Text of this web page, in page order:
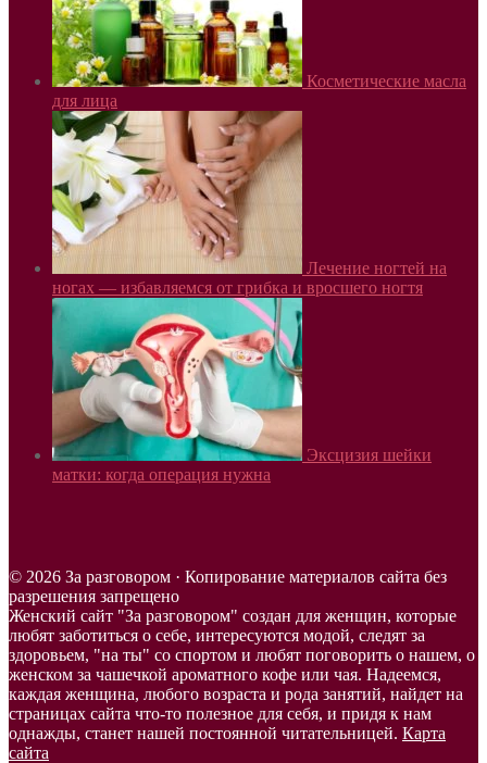
Косметические масла
для лица
Лечение ногтей на
ногах — избавляемся от грибка и вросшего ногтя
Эксцизия шейки
матки: когда операция нужна
© 2026 За разговором · Копирование материалов сайта без
разрешения запрещено
Женский сайт "За разговором" создан для женщин, которые
любят заботиться о себе, интересуются модой, следят за
здоровьем, "на ты" со спортом и любят поговорить о нашем, о
женском за чашечкой ароматного кофе или чая. Надеемся,
каждая женщина, любого возраста и рода занятий, найдет на
страницах сайта что-то полезное для себя, и придя к нам
однажды, станет нашей постоянной читательницей. Карта
сайта